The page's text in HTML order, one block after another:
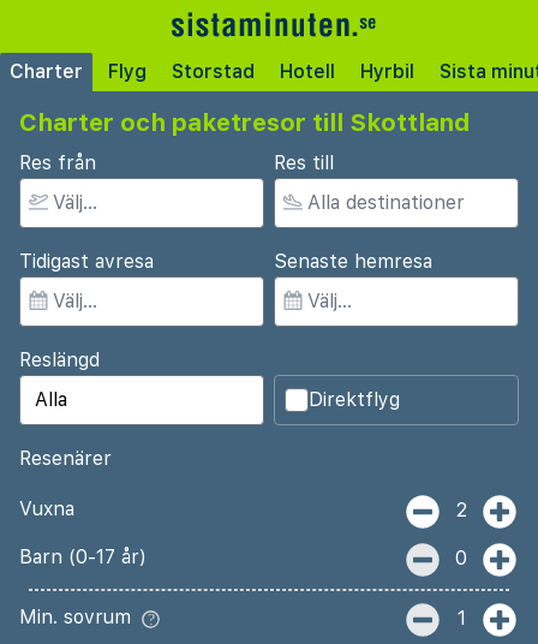
Charter Flyg Storstad Hotell Hyrbil Sista
Charter och paketresor till Skottland
Res från Res till
Tidigast avresa Senaste hemresa
Reslängd
Direktflyg
Resenärer
Vuxna 2
Barn (0-17 år) 0
Min. sovrum 1